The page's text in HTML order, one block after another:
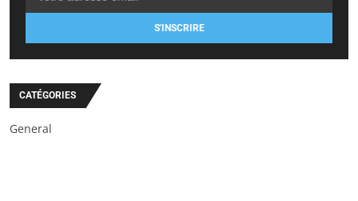
S'INSCRIRE
CATÉGORIES
General